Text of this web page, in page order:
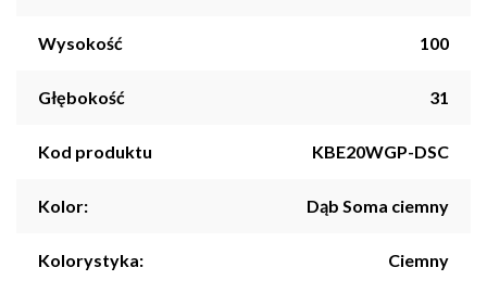
Wysokość 100
Głębokość 31
Kod produktu KBE20WGP-DSC
Kolor: Dąb Soma ciemny
Kolorystyka: Ciemny